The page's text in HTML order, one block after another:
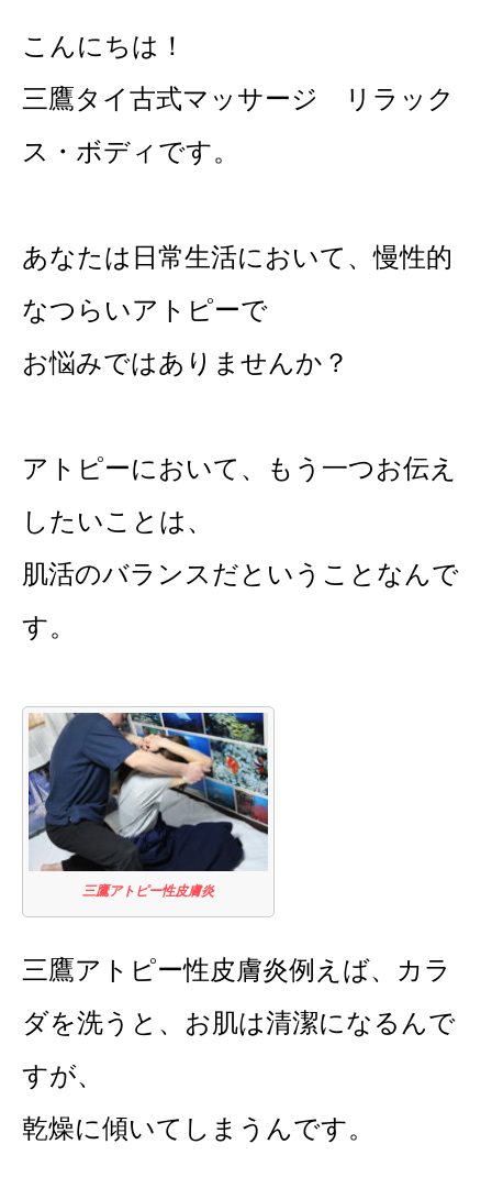
こんにちは！
三鷹タイ古式マッサージ リラック
ス・ボディです。
あなたは日常生活において、慢性的
なつらいアトピーで
お悩みではありませんか？
アトピーにおいて、もう一つお伝え
したいことは、
肌活のバランスだということなんで
す。
三鷹アトピー性皮膚炎
三鷹アトピー性皮膚炎例えば、カラ
ダを洗うと、お肌は清潔になるんで
すが、
乾燥に傾いてしまうんです。